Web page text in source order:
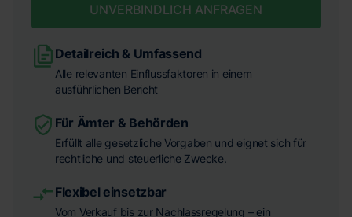
UNVERBINDLICH ANFRAGEN
Detailreich & Umfassend
Alle relevanten Einflussfaktoren in einem
ausführlichen Bericht
Für Ämter & Behörden
Erfüllt alle gesetzliche Vorgaben und eignet sich für
rechtliche und steuerliche Zwecke.
Flexibel einsetzbar
Vom Verkauf bis zur Nachlassregelung – ein